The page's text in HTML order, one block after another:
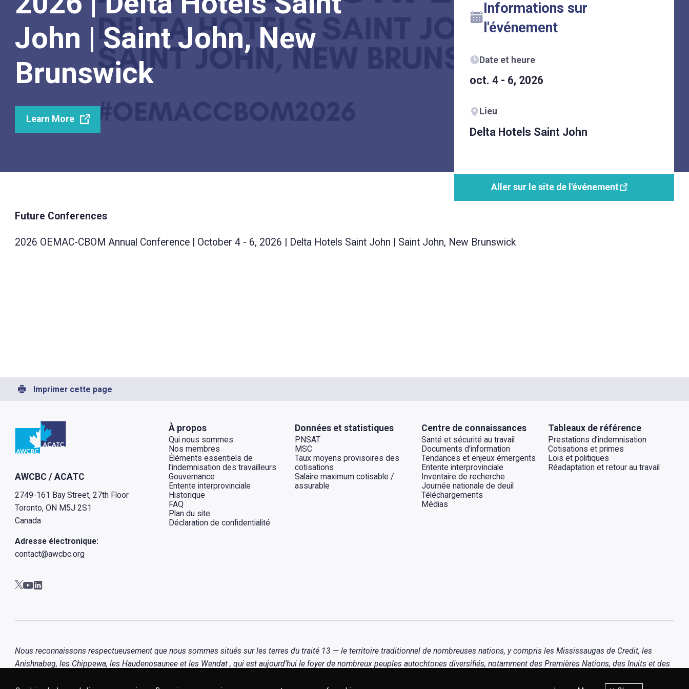
John | Saint John, New
Brunswick
Learn More
Informations sur
l'événement
Date et heure
oct. 4 - 6, 2026
Lieu
Delta Hotels Saint John
Aller sur le site de l'événement
Future Conferences
2026 OEMAC-CBOM Annual Conference | October 4 - 6, 2026 | Delta Hotels Saint John | Saint John, New Brunswick
Imprimer cette page
Retour à l'Accueil
AWCBC / ACATC
2749-161 Bay Street, 27th Floor
Toronto, ON M5J 2S1
Canada
Adresse électronique:
contact@awcbc.org
Aller à AWCBC / ACATC twitter in new tab
Aller à AWCBC / ACATC youtube in new tab
Aller à AWCBC / ACATC linkedin in new tab
À propos
Qui nous sommes
Nos membres
Éléments essentiels de
l'indemnisation des travailleurs
Gouvernance
Entente interprovinciale
Historique
FAQ
Plan du site
Déclaration de confidentialité
Données et statistiques
PNSAT
MSC
Taux moyens provisoires des
cotisations
Salaire maximum cotisable /
assurable
Centre de connaissances
Santé et sécurité au travail
Documents d'information
Tendances et enjeux émergents
Entente interprovinciale
Inventaire de recherche
Journée nationale de deuil
Téléchargements
Médias
Tableaux de référence
Prestations d’indemnisation
Cotisations et primes
Lois et politiques
Réadaptation et retour au travail
Nous reconnaissons respectueusement que nous sommes situés sur les terres du traité 13 — le territoire traditionnel de nombreuses nations, y compris les Mississaugas de Credit, les
Anishnabeg, les Chippewa, les Haudenosaunee et les Wendat , qui est aujourd’hui le foyer de nombreux peuples autochtones diversifiés, notamment des Premières Nations, des Inuits et des